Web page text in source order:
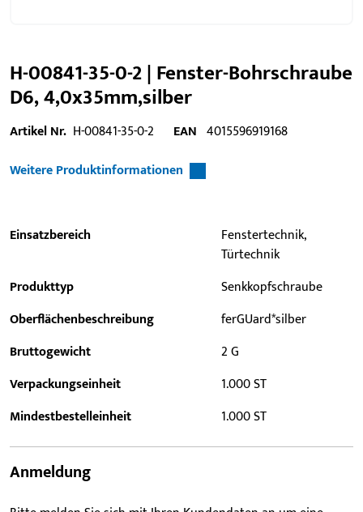
H-00841-35-0-2 | Fenster-Bohrschraube
D6, 4,0x35mm,silber
Artikel Nr. H-00841-35-0-2 EAN 4015596919168
Weitere Produktinformationen
Einsatzbereich
Fenstertechnik,
Türtechnik
Produkttyp
Senkkopfschraube
Oberflächenbeschreibung
ferGUard*silber
Bruttogewicht
2 G
Verpackungseinheit
1.000 ST
Mindestbestelleinheit
1.000 ST
Anmeldung